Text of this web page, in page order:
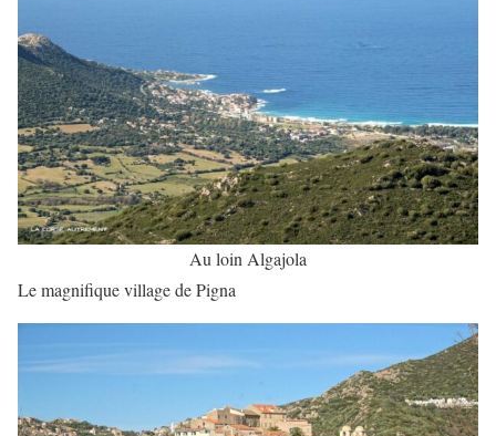
Au loin Algajola
Le magnifique village de Pigna